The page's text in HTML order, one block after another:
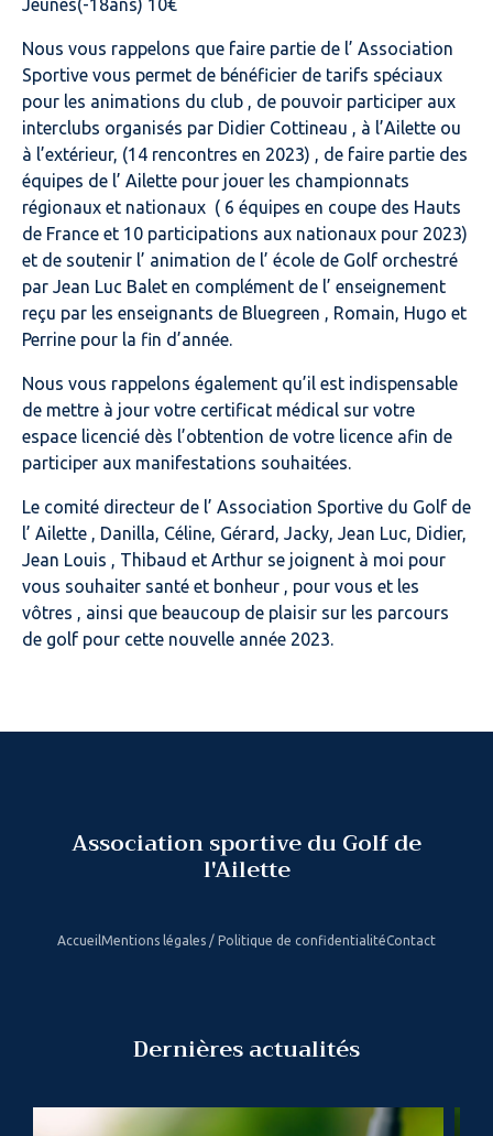
Jeunes(-18ans) 10€
Nous vous rappelons que faire partie de l’ Association
Sportive vous permet de bénéficier de tarifs spéciaux
pour les animations du club , de pouvoir participer aux
interclubs organisés par Didier Cottineau , à l’Ailette ou
à l’extérieur, (14 rencontres en 2023) , de faire partie des
équipes de l’ Ailette pour jouer les championnats
régionaux et nationaux ( 6 équipes en coupe des Hauts
de France et 10 participations aux nationaux pour 2023)
et de soutenir l’ animation de l’ école de Golf orchestré
par Jean Luc Balet en complément de l’ enseignement
reçu par les enseignants de Bluegreen , Romain, Hugo et
Perrine pour la fin d’année.
Nous vous rappelons également qu’il est indispensable
de mettre à jour votre certificat médical sur votre
espace licencié dès l’obtention de votre licence afin de
participer aux manifestations souhaitées.
Le comité directeur de l’ Association Sportive du Golf de
l’ Ailette , Danilla, Céline, Gérard, Jacky, Jean Luc, Didier,
Jean Louis , Thibaud et Arthur se joignent à moi pour
vous souhaiter santé et bonheur , pour vous et les
vôtres , ainsi que beaucoup de plaisir sur les parcours
de golf pour cette nouvelle année 2023.
Association sportive du Golf de
l'Ailette
AccueilMentions légales / Politique de confidentialitéContact
Dernières actualités